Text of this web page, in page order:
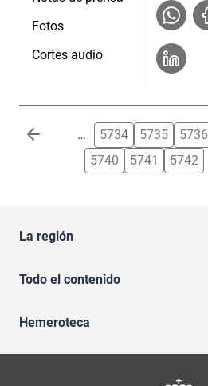
Fotos
Cortes audio
Paginación … 5734 5735 5736
5740
5741 5742
La región
Todo el contenido
Hemeroteca